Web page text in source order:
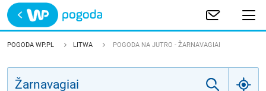
Trwa ładowanie
POLSKA
POGODA WP.PL LITWA POGODA NA JUTRO - ŽARNAVAGIAI